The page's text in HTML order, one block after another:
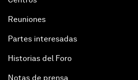
Reuniones
Partes interesadas
Historias del Foro
Notas de prensa